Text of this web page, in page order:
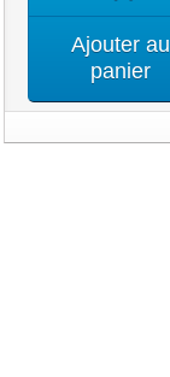
Ajouter au
panier